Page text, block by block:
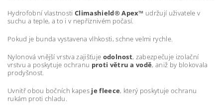
Hydrofobní vlastnostiClimashield® Apex™ udržují uživatele v
suchu a teple, a to i v nepříznivém počasí.
Pokud je bunda vystavena vlhkosti, schne velmi rychle.
Nylonová vnější vrstva zajišťuje odolnost, zabezpečuje izolační
vrstvu a poskytuje ochranu proti větru a vodě, aniž by blokovala
prodyšnost.
Uvnitř obou bočních kapes je fleece, který poskytuje ochranu
rukám proti chladu.